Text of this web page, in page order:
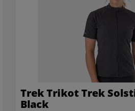
Trek Trikot Trek
Black